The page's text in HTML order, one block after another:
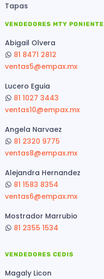
Tapas
VENDEDORES MTY PONIENTE
Abigail Olvera
81 8471 2812
ventas5@empax.mx
Lucero Eguia
81 1027 3443
ventas10@empax.mx
Angela Narvaez
81 2320 9775
ventas8@empax.mx
Alejandra Hernandez
81 1583 8354
ventas6@empax.mx
Mostrador Marrubio
81 2355 1534
VENDEDORES CEDIS
Magaly Licon